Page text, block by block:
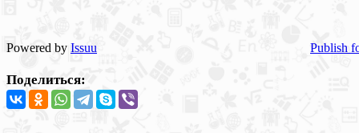
Powered by Issuu Publish
Поделиться: